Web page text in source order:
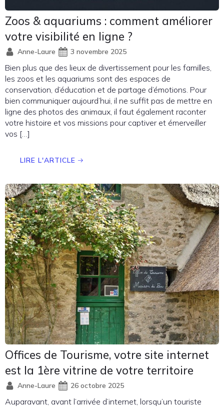
Zoos & aquariums : comment améliorer
votre visibilité en ligne ?
Anne-Laure 3 novembre 2025
Bien plus que des lieux de divertissement pour les familles,
les zoos et les aquariums sont des espaces de
conservation, d’éducation et de partage d’émotions. Pour
bien communiquer aujourd’hui, il ne suffit pas de mettre en
ligne des photos des animaux, il faut également raconter
votre histoire et vos missions pour captiver et émerveiller
vos […]
LIRE L'ARTICLE
Offices de Tourisme, votre site internet
est la 1ère vitrine de votre territoire
Anne-Laure 26 octobre 2025
Auparavant, avant l’arrivée d’internet, lorsqu’un touriste